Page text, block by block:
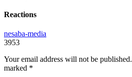
Reactions
nesaba-media
3953
Your email address will not be published.
marked *